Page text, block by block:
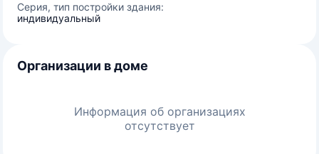
Серия, тип постройки здания:
индивидуальный
Организации в доме
Информация об организациях
отсутствует